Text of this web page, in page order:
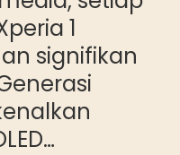
1
signifikan